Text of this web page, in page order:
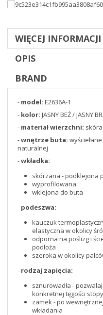
WIĘCEJ INFORMACJI
OPIS
BRAND
- model: E2636A-1
- kolor: JASNY BEŻ / JASNY
- materiał wierzchni:
-wnętrze buta:
naturalnej
-wkładka:
skórzana - podklejona
wyprofilowana
wklejona do buta
- podeszwa:
kauczuk
elastyczna w okolicy
odporna na poślizg i
podłoża
szeroka w okolicy
- rodzaj zapięcia:
sznurowadła -
konkretnej tęgości
zamek - po
wkładania